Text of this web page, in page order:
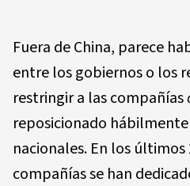
Fuera de China, parece
entre los gobiernos o los
restringir a las compañías
reposicionado
nacionales. En los últimos
compañías se han